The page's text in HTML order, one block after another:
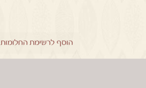
הוסף לרשימת החלומות